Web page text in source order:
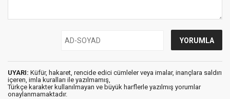
UYARI: Küfür, hakaret, rencide edici cümleler veya imalar, inançlara saldırı
içeren, imla kuralları ile yazılmamış,
Türkçe karakter kullanılmayan ve büyük harflerle yazılmış yorumlar
onaylanmamaktadır.